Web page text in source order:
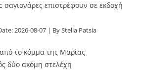
επιστρέφουν σε εκδοχή
2026-08-07 By Stella Patsia
το κόμμα της Μαρίας
δύο ακόμη στελέχη